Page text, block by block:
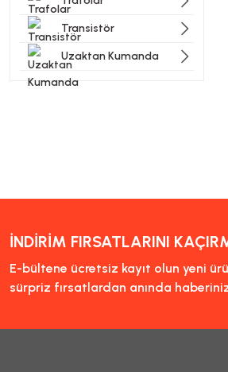
Transistör
Uzaktan Kumanda
İNDİRİM FIRSATLARINI
E-bültene ücretsiz kayıt olun yeni
sürpriz fırsatlardan anında